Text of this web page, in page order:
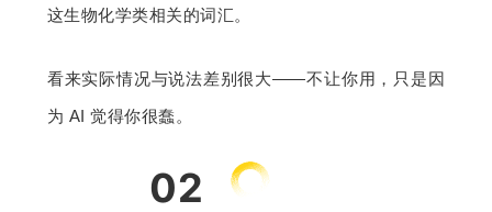
这生物化学类相关的词汇。
看来实际情况与说法差别很大——不让你用，只是因
为 AI 觉得你很蠢。
02